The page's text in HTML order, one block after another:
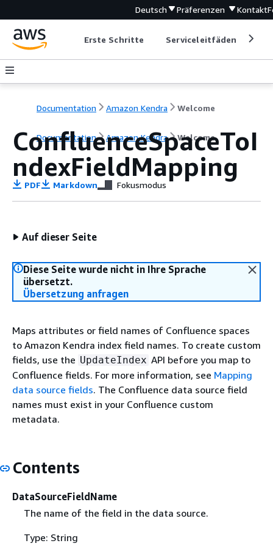
Deutsch Präferenzen Kontakt
Erste Schritte Serviceleitfäden
Documentation Amazon Kendra Welcome
Documentation Amazon Kendra Welcome
ConfluenceSpaceToI
ndexFieldMapping
PDF Markdown Fokusmodus
Auf dieser Seite
Diese Seite wurde nicht in Ihre Sprache
übersetzt.
Übersetzung anfragen
Maps attributes or field names of Confluence spaces
to Amazon Kendra index field names. To create custom
fields, use the UpdateIndex API before you map to
Confluence fields. For more information, see Mapping
data source fields. The Confluence data source field
names must exist in your Confluence custom
metadata.
Contents
DataSourceFieldName
The name of the field in the data source.
Type: String